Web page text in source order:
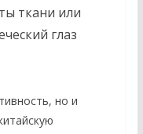
ткани или
глаз
но и